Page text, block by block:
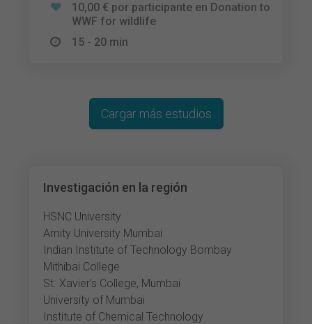
10,00 € por participante en Donation to
WWF for wildlife
15 - 20 min
Investigación en la región
HSNC University
Amity University Mumbai
Indian Institute of Technology Bombay
Mithibai College
St. Xavier's College, Mumbai
University of Mumbai
Institute of Chemical Technology
Cargar más estudios